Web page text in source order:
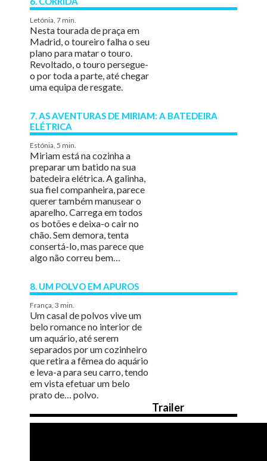
Letónia, 7 min.
Nesta tourada de praça em
Madrid, o toureiro falha o seu
plano para matar o touro.
Revoltado, o touro persegue-
o por toda a parte, até chegar
uma equipa de resgate.
7. AS AVENTURAS DE MIRIAM: A BATEDEIRA
ELÉTRICA
Estónia, 5 min.
Miriam está na cozinha a
preparar um batido na sua
batedeira elétrica. A galinha,
sua fiel companheira, parece
querer também manusear o
aparelho. Carrega em todos
os botões e deixa-o cair no
chão. Sem demora, tenta
consertá-lo, mas parece que
algo não correu bem…
8. UM POLVO EM APUROS
França, 3 min.
Um casal de polvos vive um
belo romance no interior de
um aquário, até serem
separados por um cozinheiro
que retira a fêmea do aquário
e leva-a para seu carro, tendo
em vista efetuar um belo
prato de… polvo.
Trailer